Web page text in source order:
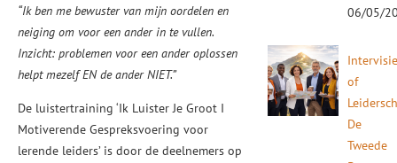
“Ik ben me bewuster van mijn oordelen en
neiging om voor een ander in te vullen.
Inzicht: problemen voor een ander oplossen
helpt mezelf EN de ander NIET.”
De luistertraining ‘Ik Luister Je Groot I
Motiverende Gespreksvoering voor
lerende leiders’ is door de deelnemers op
06/05/
of
De
Tweede